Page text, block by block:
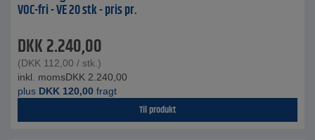
VOC-fri - VE 20 stk - pris pr.
DKK2.240,00
(DKK 112,00 / stk.)
inkl. momsDKK 2.240,00
plus DKK 120,00 fragt
Til produkt